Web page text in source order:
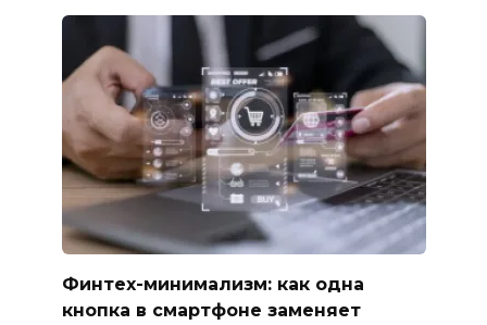
Финтех-минимализм: как одна
кнопка в смартфоне заменяет